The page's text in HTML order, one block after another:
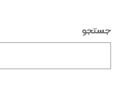
جستجو